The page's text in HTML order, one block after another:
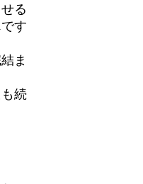
る
す
ま
続